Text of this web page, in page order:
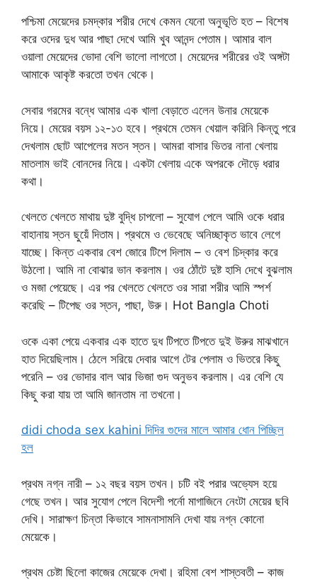
পশ্চিমা মেয়েদের চমদ্কার শরীর দেখে কেমন যেনো অনুভূতি হত – বিশেষ
করে ওদের দুধ আর পাছা দেখে আমি খুব আনন্দ পেতাম। আমার বাল
ওয়ালা মেয়েদের ভোদা বেশি ভালো লাগতো। মেয়েদের শরীরের ওই অঙ্গটা
আমাকে আকৃষ্ট করতো তখন থেকে।
সেবার গরমের বন্ধে আমার এক খালা বেড়াতে এলেন উনার মেয়েকে
নিয়ে। মেয়ের বয়স ১২-১৩ হবে। প্রথমে তেমন খেয়াল করিনি কিন্তু পরে
দেখলাম ছোট আপেলের মতন স্তন। আমরা বাসার ভিতর নানা খেলায়
মাতলাম ভাই বোনদের নিয়ে। একটা খেলায় একে অপরকে দৌড়ে ধরার
কথা।
খেলতে খেলতে মাথায় দুষ্ট বুদ্ধি চাপলো – সুযোগ পেলে আমি ওকে ধরার
বাহানায় স্তন ছুয়েঁ দিতাম। প্রথমে ও ভেবেছে অনিচ্ছাকৃত ভাবে লেগে
যাচ্ছে। কিন্ত একবার বেশ জোরে টিপে দিলাম – ও বেশ চিদ্কার করে
উঠলো। আমি না বোঝার ভান করলাম। ওর ঠোঁটে দুষ্ট হাসি দেখে বুঝলাম
ও মজা পেয়েছে। এর পর খেলতে খেলতে ওর সারা শরীর আমি স্পর্শ
করেছি – টিপেছ ওর স্তন, পাছা, উরু। Hot Bangla Choti
ওকে একা পেয়ে একবার এক হাতে দুধ টিপতে টিপতে দুই উরুর মাঝখানে
হাত দিয়েছিলাম। ঠেলে সরিয়ে দেবার আগে টের পেলাম ও ভিতরে কিছু
পরেনি – ওর ভোদার বাল আর ভিজা গুদ অনুভব করলাম। এর বেশি যে
কিছু করা যায় তা আমি জানতাম না তখনো।
didi choda sex kahini দিদির গুদের মালে আমার ধোন পিচ্ছিল
হল
প্রথম নগ্ন নারী – ১২ বছর বয়স তখন। চটি বই পরার অভ্যেস হয়ে
গেছে তখন। আর সুযোগ পেলে বিদেশী পর্নো মাগাজিনে নেংটা মেয়ের ছবি
দেখি। সারাক্ষণ চিন্তা কিভাবে সামনাসামনি দেখা যায় নগ্ন কোনো
মেয়েকে।
প্রথম চেষ্টা ছিলো কাজের মেয়েকে দেখা। রহিমা বেশ শাস্তবতী – কাজ